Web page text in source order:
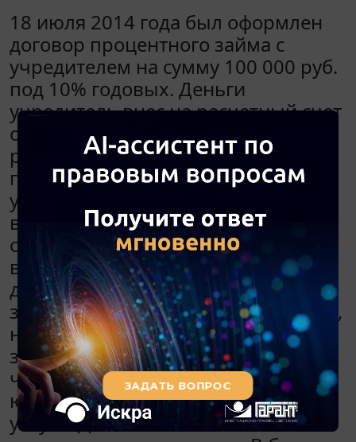
18 июля 2014 года был оформлен
договор процентного займа с
учредителем на сумму 100 000 руб.
под 10% годовых. Деньги
учредитель внес на расчетный счет
организации (для оплаты текущих
расходов). Договором займа
предусмотрена единовременная
уплата процентов одновременно с
возвратом суммы займа. При этом
сумма займа должна быть
возвращена в течение 30 дней со
дня востребования суммы долга
заимодавцем. К текущим расходам,
на оплату которых использовались
заемные средства, относятся, в том
числе, банковская комиссия,
юридические и консультационные
услуги. Деятельность в 2014-2015